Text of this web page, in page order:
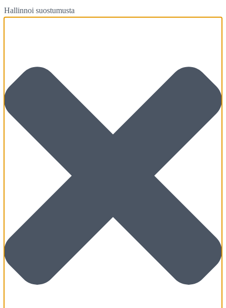
Hallinnoi suostumusta